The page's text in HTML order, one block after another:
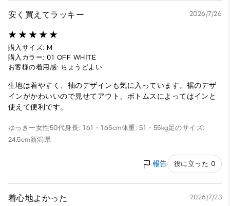
安く買えてラッキー 2026/7/26
購入サイズ: M
購入カラー: 01 OFF WHITE
お客様の着用感: ちょうどよい
生地は着やすく、袖のデザインも気に入っています。裾のデザ
インがかわいいので見せてアウト、ボトムスによってはインと
使えて便利です。
ゆっきー女性50代身長: 161 - 165cm体重: 51 - 55kg 足のサイズ:
24.5cm新潟県
報告 役に立った 0
着心地よかった 2026/7/23